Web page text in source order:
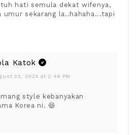
hati semula dekat wifenya,
umur sekarang la..hahaha...tapi
Katok
22, 2025 at 2:46 PM
style kebanyakan
Korea ni. 😆